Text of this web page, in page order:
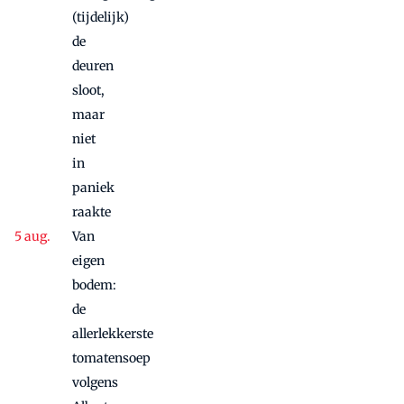
(tijdelijk)
de
deuren
sloot,
maar
niet
in
paniek
raakte
Van
eigen
bodem:
de
allerlekkerste
tomatensoep
volgens